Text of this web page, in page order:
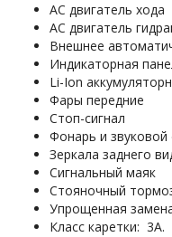
АС двигатель хода
АС двигатель
Внешнее
Индикаторная
Li-Ion
Фары передние
Стоп-сигнал
Фонарь и звуковой
Зеркала заднего
Сигнальный маяк
Стояночный
Упрощенная
Класс каретки: 3А.